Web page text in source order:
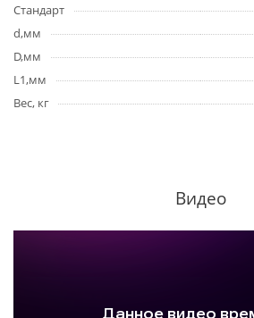
Стандарт
d,мм
D,мм
L1,мм
Вес, кг
Видео